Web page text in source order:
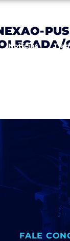
Notícias
FALE